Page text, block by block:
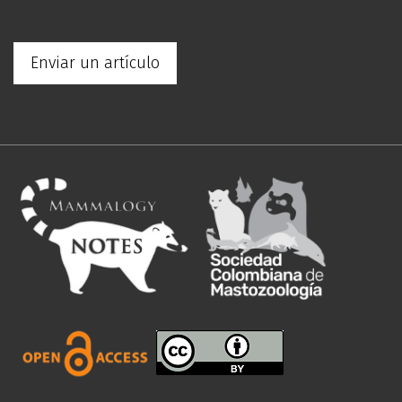
Enviar un artículo